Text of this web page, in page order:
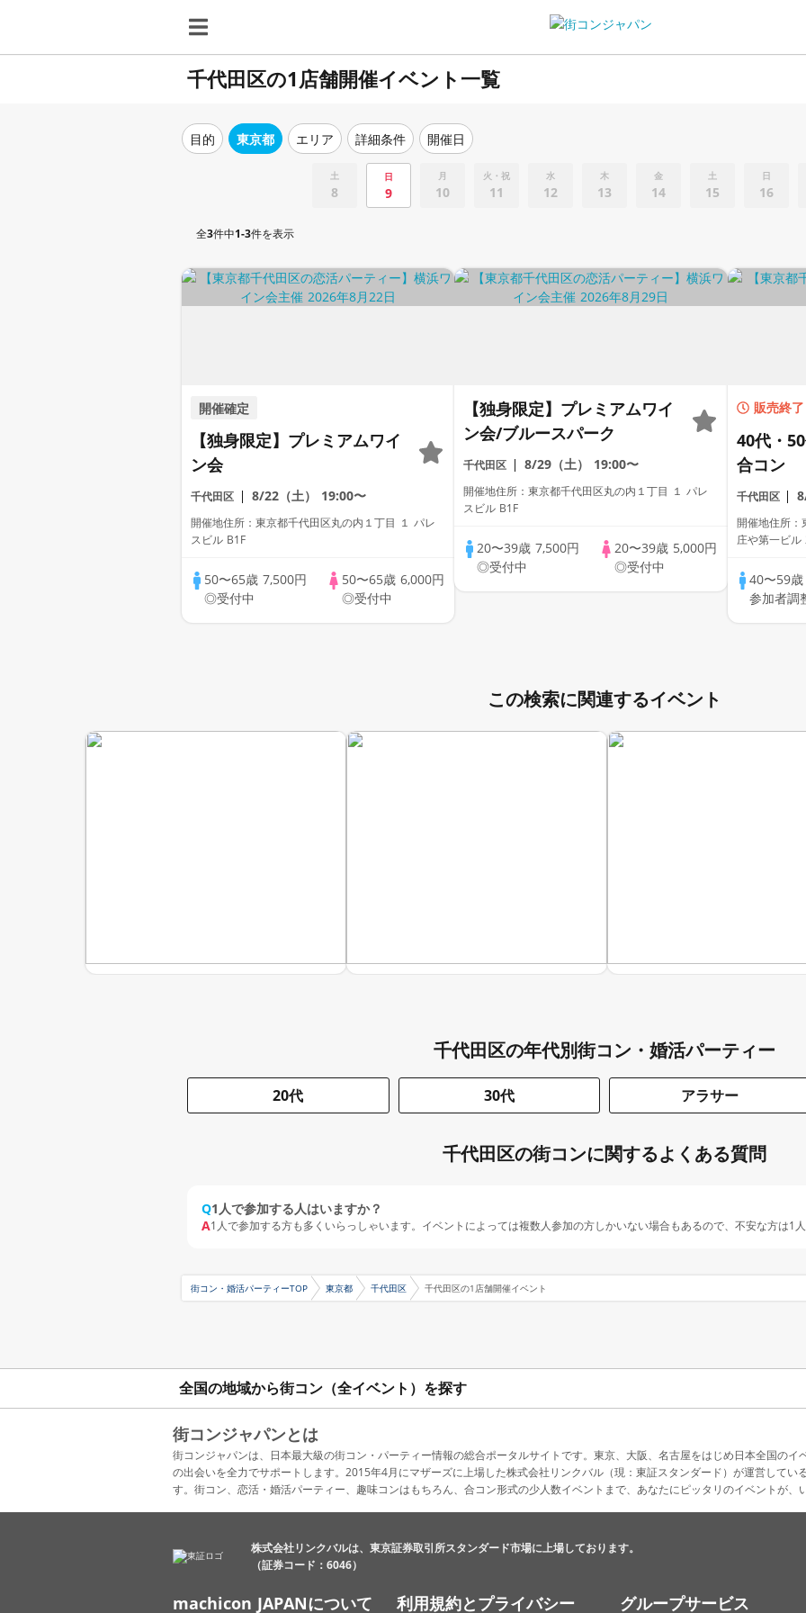
千代田区の1店舗開催イベント一覧
目的 東京都 エリア 詳細条件 開催日
土
8
日
9
月
10
火・祝
11
水
12
木
13
金
14
土
15
日
16
全3件中1-3件を表示
開催確定
【独身限定】プレミアムワイ
ン会
千代田区 8/22（土） 19:00〜
開催地住所：東京都千代田区丸の内１丁目 １ パレ
スビル B1F
50〜65歳 7,500円
◎受付中
50〜65歳 6,000円
◎受付中
【独身限定】プレミアムワイ
ン会/ブルースパーク
千代田区 8/29（土） 19:00〜
開催地住所：東京都千代田区丸の内１丁目 １ パレ
スビル B1F
20〜39歳 7,500円
◎受付中
20〜39歳 5,000円
◎受付中
販売終
40代・
合コン
千代田区
開催地住所：
庄や第一ビル
40〜59
参加者調
この検索に関連するイベント
千代田区の年代別街コン・婚活パーティー
20代 30代 アラサー
千代田区の街コンに関するよくある質問
Q1人で参加する人はいますか？
A1人で参加する方も多くいらっしゃいます。イベントによっては複数人参加の方しかいない場合もあるので、不安な方は1
街コン・婚活パーティーTOP 東京都 千代田区 千代田区の1店舗開催イベント
全国の地域から街コン（全イベント）を探す
街コンジャパンとは
街コンジャパンは、日本最大級の街コン・パーティー情報の総合ポータルサイトです。東京、大阪、名古屋をはじめ日本全国の
の出会いを全力でサポートします。2015年4月にマザーズに上場した株式会社リンクバル（現：東証スタンダード）が運営してい
す。街コン、恋活・婚活パーティー、趣味コンはもちろん、合コン形式の少人数イベントまで、あなたにピッタリのイベントが、
株式会社リンクバルは、東京証券取引所スタンダード市場に上場しております。
（証券コード：6046）
machicon JAPANについて 利用規約とプライバシー グループサービス